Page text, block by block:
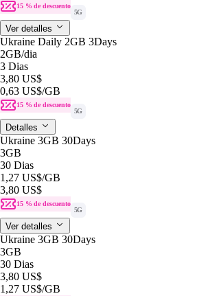
15 % de descuento
5G
Ver detalles
Ukraine Daily 2GB 3Days
2GB/dia
3 Dias
3,80 US$
0,63 US$/GB
15 % de descuento
5G
Detalles
Ukraine 3GB 30Days
3GB
30 Dias
1,27 US$/GB
3,80 US$
15 % de descuento
5G
Ver detalles
Ukraine 3GB 30Days
3GB
30 Dias
3,80 US$
1,27 US$/GB